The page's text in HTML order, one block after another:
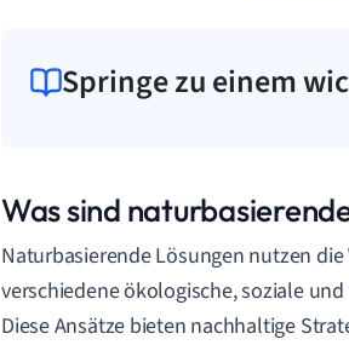
Springe zu einem
Was sind
Naturbasierende Lösungen nutzen
verschiedene ökologische, soziale
Diese Ansätze bieten nachhaltige